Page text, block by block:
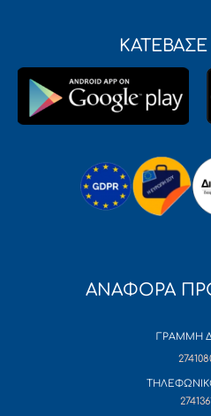
ΚΑΤΕΒΑΣΕ
ΑΝΑΦΟΡΑ
ΓΡΑΜΜΗ